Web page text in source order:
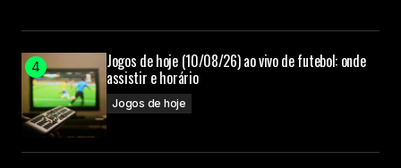
Jogos de hoje (10/08/26) ao vivo de futebol: onde
assistir e horário
Jogos de hoje